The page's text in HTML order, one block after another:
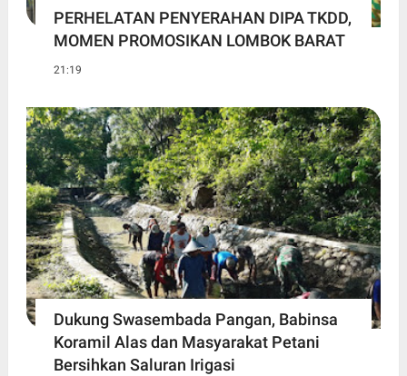
PERHELATAN PENYERAHAN DIPA TKDD,
MOMEN PROMOSIKAN LOMBOK BARAT
21:19
Dukung Swasembada Pangan, Babinsa
Koramil Alas dan Masyarakat Petani
Bersihkan Saluran Irigasi